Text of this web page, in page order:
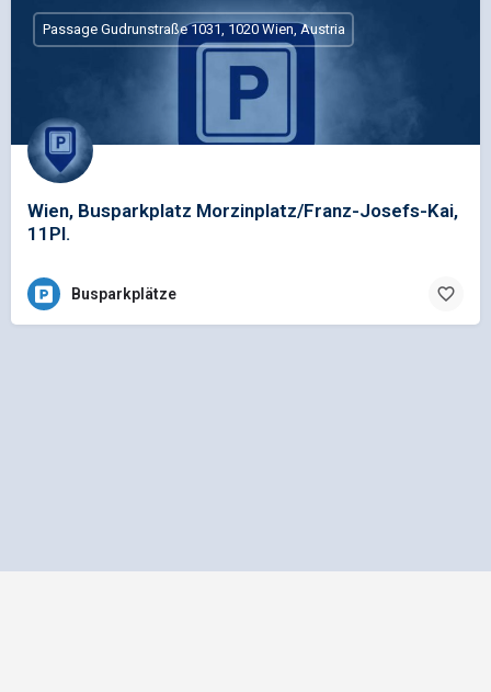
Wien, Busparkplatz Morzinplatz/Franz-Josefs-Kai,
11Pl.
Passage Gudrunstraße 1031, 1020 Wien, Austria
Busparkplätze